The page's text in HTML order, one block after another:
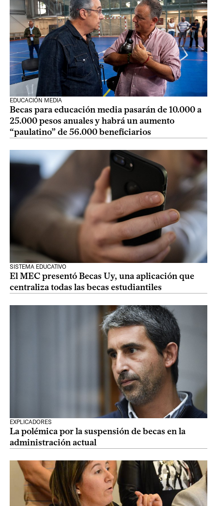
EDUCACIÓN MEDIA
Becas para educación media pasarán de 10.000 a
25.000 pesos anuales y habrá un aumento
“paulatino” de 56.000 beneficiarios
SISTEMA EDUCATIVO
El MEC presentó Becas Uy, una aplicación que
centraliza todas las becas estudiantiles
EXPLICADORES
La polémica por la suspensión de becas en la
administración actual